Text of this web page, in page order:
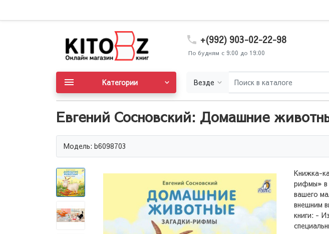
+(992) 903-02-22-98
По будням с 9:00 до 19:00
Везде
Категории
Евгений Сосновский: Домашние
Модель: b6098703
Книжка-
рифмы» в
вашего
внешним
книги: -